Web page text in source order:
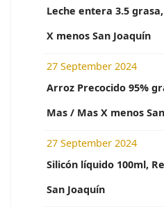
Leche entera 3.5
X menos San Joaquín
27 September 2024
Arroz Precocido 95%
Mas / Mas X menos
27 September 2024
Silicón líquido 100ml,
San Joaquín